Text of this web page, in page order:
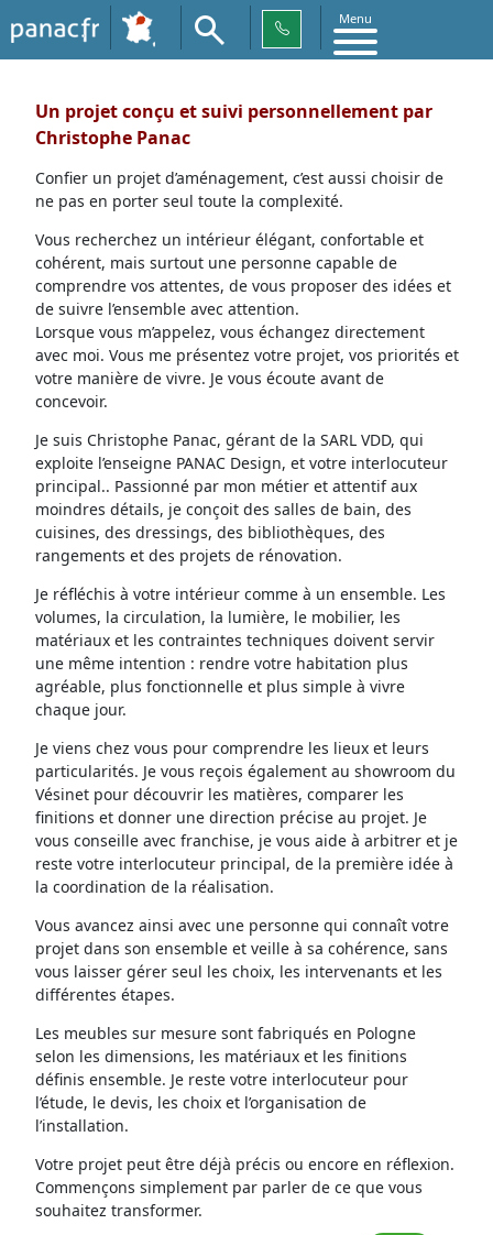
Menu
Un projet conçu et suivi personnellement par
Christophe Panac
Confier un projet d’aménagement, c’est aussi choisir de
ne pas en porter seul toute la complexité.
Vous recherchez un intérieur élégant, confortable et
cohérent, mais surtout une personne capable de
comprendre vos attentes, de vous proposer des idées et
de suivre l’ensemble avec attention.
Lorsque vous m’appelez, vous échangez directement
avec moi. Vous me présentez votre projet, vos priorités et
votre manière de vivre. Je vous écoute avant de
concevoir.
Je suis Christophe Panac, gérant de la SARL VDD, qui
exploite l’enseigne PANAC Design, et votre interlocuteur
principal.. Passionné par mon métier et attentif aux
moindres détails, je conçoit des salles de bain, des
cuisines, des dressings, des bibliothèques, des
rangements et des projets de rénovation.
Je réfléchis à votre intérieur comme à un ensemble. Les
volumes, la circulation, la lumière, le mobilier, les
matériaux et les contraintes techniques doivent servir
une même intention : rendre votre habitation plus
agréable, plus fonctionnelle et plus simple à vivre
chaque jour.
Je viens chez vous pour comprendre les lieux et leurs
particularités. Je vous reçois également au showroom du
Vésinet pour découvrir les matières, comparer les
finitions et donner une direction précise au projet. Je
vous conseille avec franchise, je vous aide à arbitrer et je
reste votre interlocuteur principal, de la première idée à
la coordination de la réalisation.
Vous avancez ainsi avec une personne qui connaît votre
projet dans son ensemble et veille à sa cohérence, sans
vous laisser gérer seul les choix, les intervenants et les
différentes étapes.
Les meubles sur mesure sont fabriqués en Pologne
selon les dimensions, les matériaux et les finitions
définis ensemble. Je reste votre interlocuteur pour
l’étude, le devis, les choix et l’organisation de
l’installation.
Votre projet peut être déjà précis ou encore en réflexion.
Commençons simplement par parler de ce que vous
souhaitez transformer.